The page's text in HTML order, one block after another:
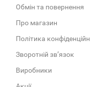
Обмін та повернення
Про магазин
Політика
Зворотній зв’язок
Виробники